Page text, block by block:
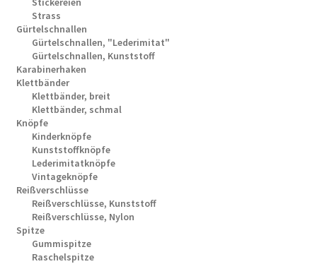
Strass
Gürtelschnallen
Gürtelschnallen, "Lederimitat"
Gürtelschnallen, Kunststoff
Karabinerhaken
Klettbänder
Klettbänder, breit
Klettbänder, schmal
Knöpfe
Kinderknöpfe
Kunststoffknöpfe
Lederimitatknöpfe
Vintageknöpfe
Reißverschlüsse
Reißverschlüsse, Kunststoff
Reißverschlüsse, Nylon
Spitze
Gummispitze
Raschelspitze